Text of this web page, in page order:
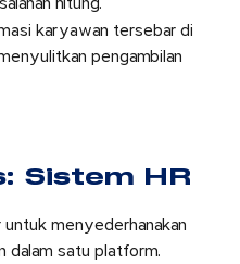
karyawan tersebar di
pengambilan
Sistem HR
menyederhanakan
dalam satu platform.